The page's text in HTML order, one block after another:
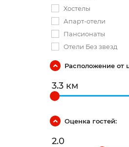
Хостелы
Апарт-отели
Пансионаты
Отели Без звезд
Расположение от
3.3 км
Оценка гостей:
2.0